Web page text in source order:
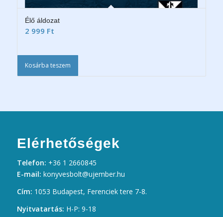
Élő áldozat
2 999 Ft
Kosárba teszem
Elérhetőségek
Telefon: +36 1 2660845
E-mail: konyvesbolt@ujember.hu
Cím: 1053 Budapest, Ferenciek tere 7-8.
Nyitvatartás: H-P: 9-18